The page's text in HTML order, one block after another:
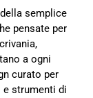
semplice
pensate per
a ogni
curato per
strumenti di